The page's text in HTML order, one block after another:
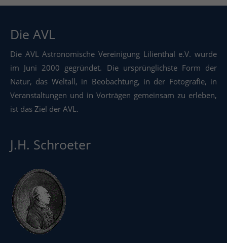
Die AVL
Die AVL Astronomische Vereinigung Lilienthal e.V. wurde
im Juni 2000 gegründet. Die ursprünglichste Form der
Natur, das Weltall, in Beobachtung, in der Fotografie, in
Veranstaltungen und in Vorträgen gemeinsam zu erleben,
ist das Ziel der AVL.
J.H. Schroeter